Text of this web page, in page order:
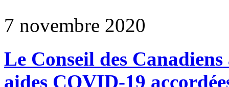
7 novembre 2020
Le Conseil des
aides COVID-19